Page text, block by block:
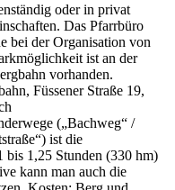
oder in privat
Das Pfarrbüro
bei der Organisation von
ist an der
vorhanden.
Füssener Straße 19,
(„Bachweg“ /
ist die
bis 1,25 Stunden (330 hm)
kann man auch die